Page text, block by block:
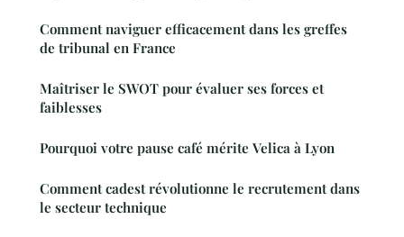
Comment naviguer efficacement dans les greffes
de tribunal en France
Maîtriser le SWOT pour évaluer ses forces et
faiblesses
Pourquoi votre pause café mérite Velica à Lyon
Comment cadest révolutionne le recrutement dans
le secteur technique